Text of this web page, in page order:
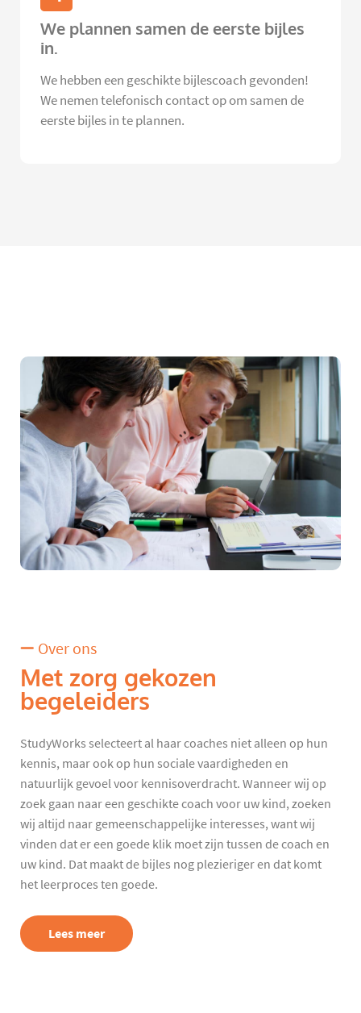
We plannen samen de eerste bijles
in.
We hebben een geschikte bijlescoach gevonden!
We nemen telefonisch contact op om samen de
eerste bijles in te plannen.
Over ons
Met zorg gekozen
begeleiders
StudyWorks selecteert al haar coaches niet alleen op hun
kennis, maar ook op hun sociale vaardigheden en
natuurlijk gevoel voor kennisoverdracht. Wanneer wij op
zoek gaan naar een geschikte coach voor uw kind, zoeken
wij altijd naar gemeenschappelijke interesses, want wij
vinden dat er een goede klik moet zijn tussen de coach en
uw kind. Dat maakt de bijles nog plezieriger en dat komt
het leerproces ten goede.
Lees meer